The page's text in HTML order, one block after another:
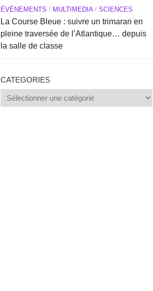
ÉVÈNEMENTS / MULTIMEDIA/ SCIENCES
La Course Bleue : suivre un trimaran en
pleine traversée de l’Atlantique… depuis
la salle de classe
CATEGORIES
Categories